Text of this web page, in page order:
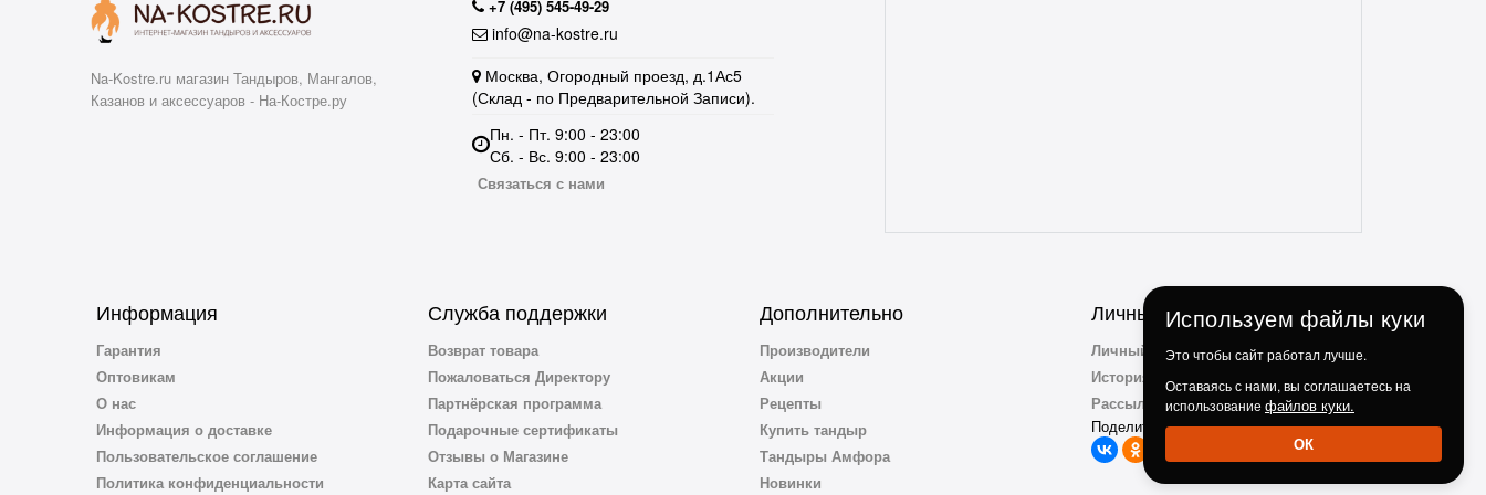
Na-Kostre.ru магазин Тандыров, Мангалов,
Казанов и аксессуаров - На-Костре.ру
+7 (495) 545-49-29
info@na-kostre.ru
Москва, Огородный проезд, д.1Ас5
(Склад - по Предварительной Записи).
Пн. - Пт. 9:00 - 23:00
Сб. - Вс. 9:00 - 23:00
Связаться с нами
Информация
Гарантия
Оптовикам
О нас
Информация о доставке
Пользовательское соглашение
Политика конфиденциальности
Служба поддержки
Возврат товара
Пожаловаться Директору
Партнёрская программа
Подарочные сертификаты
Отзывы о Магазине
Карта сайта
Дополнительно
Производители
Акции
Рецепты
Купить тандыр
Тандыры Амфора
Новинки
Личный Кабинет
Личный Кабинет
История заказов
Рассылка
Поделиться с друзьми:
Используем файлы куки
Это чтобы сайт работал лучше.
Оставаясь с нами, вы соглашаетесь на
использование файлов куки.
ОК